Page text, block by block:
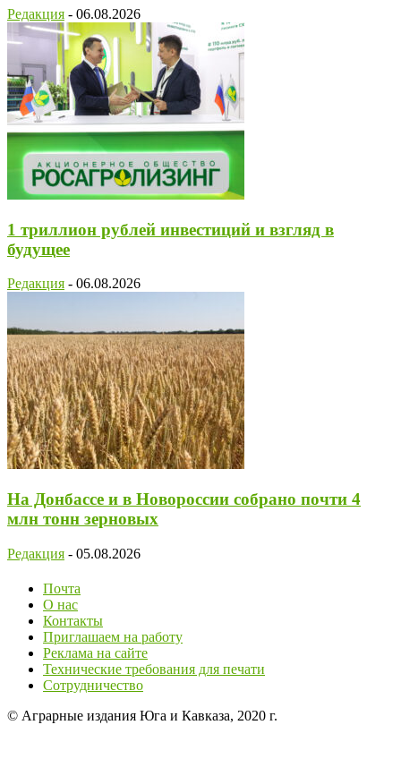
Редакция - 06.08.2026
1 триллион рублей инвестиций и взгляд в
будущее
Редакция - 06.08.2026
На Донбассе и в Новороссии собрано почти 4
млн тонн зерновых
Редакция - 05.08.2026
Почта
О нас
Контакты
Приглашаем на работу
Реклама на сайте
Технические требования для печати
Сотрудничество
© Аграрные издания Юга и Кавказа, 2020 г.